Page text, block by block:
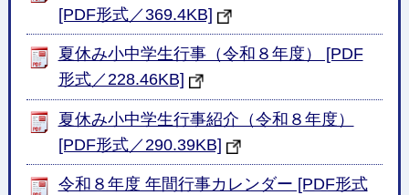
[PDF形式／369.4KB]
夏休み小中学生行事（令和８年度） [PDF
形式／228.46KB]
夏休み小中学生行事紹介（令和８年度）
[PDF形式／290.39KB]
令和８年度 年間行事カレンダー [PDF形式